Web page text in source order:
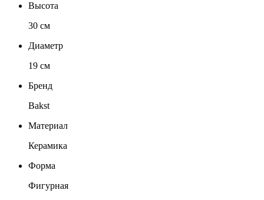
Высота
30 см
Диаметр
19 см
Бренд
Bakst
Материал
Керамика
Форма
Фигурная